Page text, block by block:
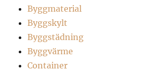
Byggmaterial
Byggskylt
Byggstädning
Byggvärme
Container